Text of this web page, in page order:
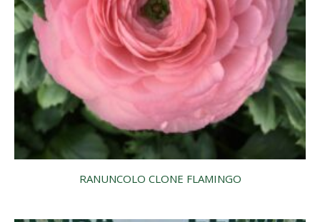
RANUNCOLO CLONE FLAMINGO